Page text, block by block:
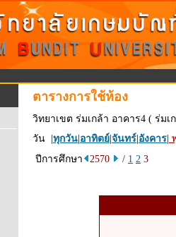
ตารางการใช้ห้อง
วิทยาเขต ร่มเกล้า อาคาร4 ( ร่มเ
วัน | ทุกวัน อาทิตย์ จันทร์ อังคาร
ปีการศึกษา
2570 / 1 2 3